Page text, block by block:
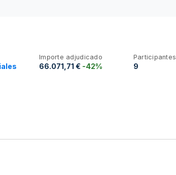
Importe adjudicado
66.071,71 € -42%
Participantes
9